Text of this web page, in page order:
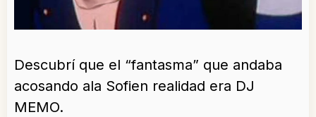
Descubrí que el “fantasma” que andaba
acosando ala Sofien realidad era DJ
MEMO.